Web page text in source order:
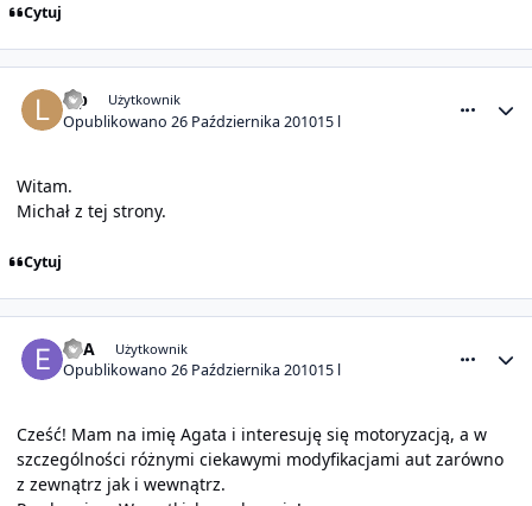
Cytuj
lep Użytkownik
Opublikowano26 Października 201015 l
Witam.
Michał z tej strony.
Cytuj
ECA Użytkownik
Opublikowano26 Października 201015 l
Cześć! Mam na imię Agata i interesuję się motoryzacją, a w
szczególności różnymi ciekawymi modyfikacjami aut zarówno
z zewnątrz jak i wewnątrz.